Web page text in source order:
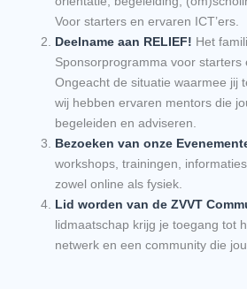
Voor starters en ervaren ICT’ers.
Deelname aan RELIEF! Het
Sponsorprogramma voor starters
Ongeacht de situatie waarmee jij
wij hebben ervaren mentors die
begeleiden en adviseren.
Bezoeken van onze
workshops, trainingen,
zowel online als fysiek.
Lid worden van de ZVVT
lidmaatschap krijg je toegang tot
netwerk en een community die